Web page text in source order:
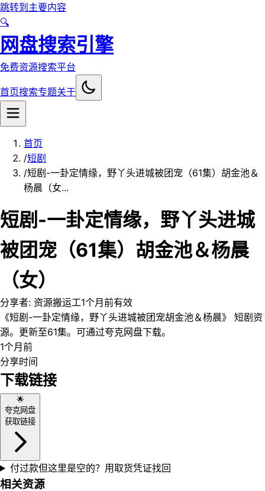
跳转到主要内容
🔍
网盘搜索引擎
免费资源搜索平台
首页搜索专题关于
首页
/短剧
/短剧-一卦定情缘，野丫头进城被团宠（61集）胡金池＆
杨晨（女...
短剧-一卦定情缘，野丫头进城
被团宠（61集）胡金池＆杨晨
（女）
分享者: 资源搬运工1个月前有效
《短剧-一卦定情缘，野丫头进城被团宠胡金池＆杨晨》 短剧资
源。更新至61集。可通过夸克网盘下载。
1个月前
分享时间
下载链接
🌟
夸克网盘
获取链接
付过款但这里是空的？用取货凭证找回
相关资源